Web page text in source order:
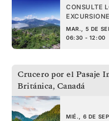
CONSULTE
MAR., 5 DE
06:30 - 12:00
Crucero por el Pasaje
Británica, Canadá
MIÉ., 6 DE